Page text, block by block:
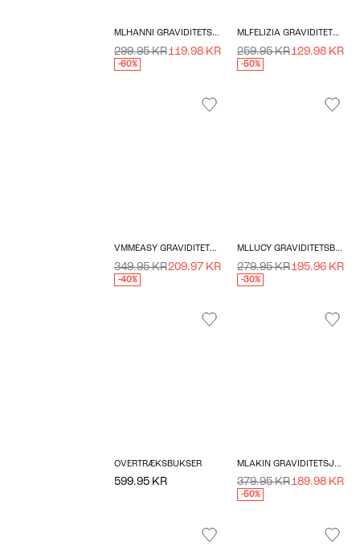
MLHANNI GRAVIDITETSTOP
299.95 KR119.98 KR
-60%
MLFELIZIA GRAVIDITETSTOP
259.95 KR129.98 KR
-50%
VMMEASY GRAVIDITETSKJOLE
349.95 KR209.97 KR
-40%
MLLUCY GRAVIDITETSBUKSER
279.95 KR195.96 KR
-30%
OVERTRÆKSBUKSER
599.95 KR
MLAKIN GRAVIDITETSJEGGING
379.95 KR189.98 KR
-50%